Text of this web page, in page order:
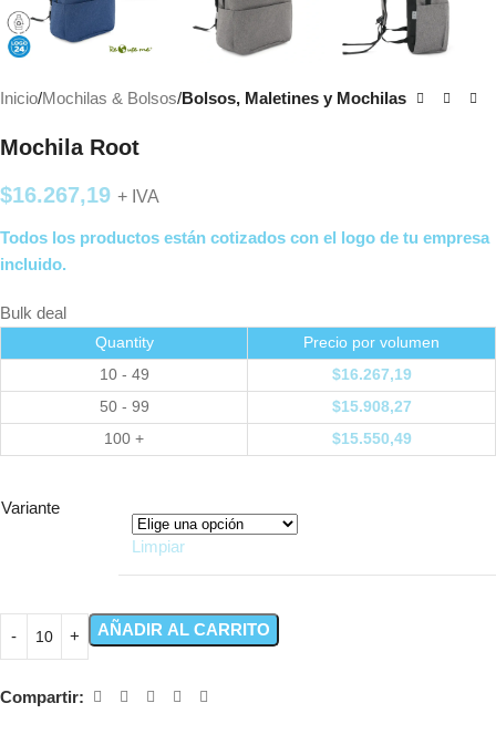
Inicio Mochilas & Bolsos Bolsos, Maletines y Mochilas
Mochila Root
$16.267,19 + IVA
Todos los productos están cotizados con el logo de tu empresa
incluido.
Bulk deal
Quantity
Precio por volumen
10 - 49
$16.267,19
50 - 99
$15.908,27
100 +
$15.550,49
Variante
Limpiar
AÑADIR AL CARRITO
Compartir: